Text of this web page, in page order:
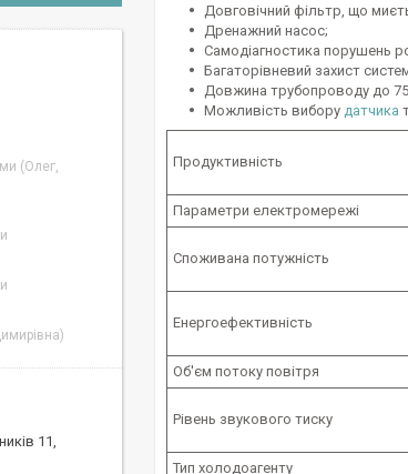
Довговічний фільтр, що
Дренажний насос;
Самодіагностика порушень
Багаторівневий захист
Довжина трубопроводу до
Можливість вибору датчика
Продуктивність
Параметри електромережі
Споживана потужність
Енергоефективність
Об'єм потоку повітря
Рівень звукового тиску
Тип холодоагенту
(Олег,
11,